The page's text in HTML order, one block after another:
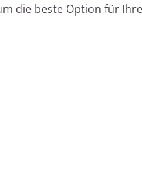
die beste Option für